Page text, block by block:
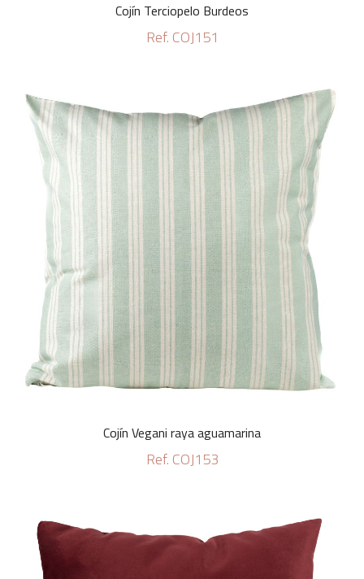
Cojín Terciopelo Burdeos
Ref. COJ151
Cojín Vegani raya aguamarina
Ref. COJ153